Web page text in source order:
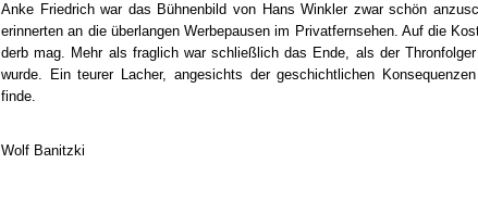
Anke Friedrich war das Bühnenbild von Hans Winkler zwar schön
erinnerten an die überlangen Werbepausen im Privatfernsehen. Auf die
derb mag. Mehr als fraglich war schließlich das Ende, als der
wurde. Ein teurer Lacher, angesichts der geschichtlichen
finde.
Wolf Banitzki